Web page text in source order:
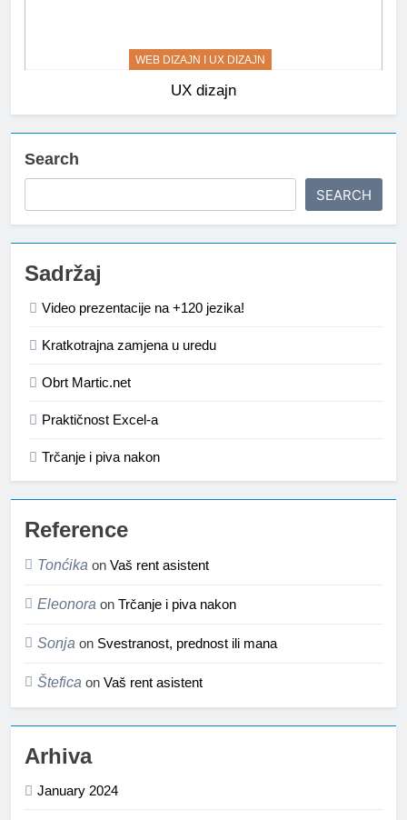
WEB DIZAJN I UX DIZAJN
UX dizajn
Search
SEARCH
Sadržaj
Video prezentacije na +120 jezika!
Kratkotrajna zamjena u uredu
Obrt Martic.net
Praktičnost Excel-a
Trčanje i piva nakon
Reference
Tonćika on Vaš rent asistent
Eleonora on Trčanje i piva nakon
Sonja on Svestranost, prednost ili mana
Štefica on Vaš rent asistent
Arhiva
January 2024